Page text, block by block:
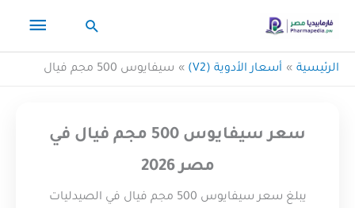
المحتوى
البحث
الرئيسية أسعار الأدوية (V2) سيفايوس 500 مجم فيال
سعر سيفايوس 500 مجم فيال في
مصر 2026
يبلغ سعر سيفايوس 500 مجم فيال في الصيدليات